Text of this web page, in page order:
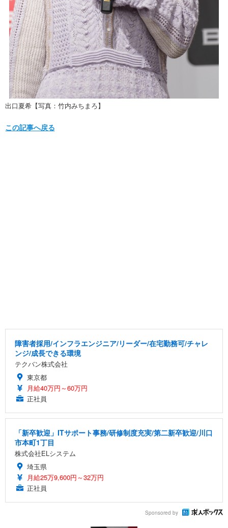
出口夏希【写真：竹内みちまろ】
この記事へ戻る
障害者採用/インフラエンジニア/リーダー/在宅勤務可/チャレ
ンジ/成長できる環境
テクバン株式会社
東京都
月給40万円～60万円
正社員
「新卒歓迎」ITサポート事務/研修制度充実/第二新卒歓迎/川口
市本町1丁目
株式会社ELシステム
埼玉県
月給25万9,600円～32万円
正社員
Sponsored by